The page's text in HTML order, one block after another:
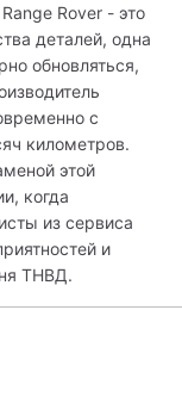
Rover - это
деталей, одна
обновляться,
с
километров.
этой
когда
из сервиса
и
ТНВД.